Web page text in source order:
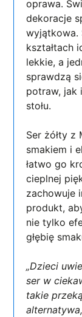
oprawa.
dekoracje
wyjątkowa.
kształtach
lekkie, a
sprawdzą
potraw, jak
stołu.
Ser żółty z
smakiem i
łatwo go
cieplnej
zachowuje
produkt,
nie tylko
głębię
„Dzieci
ser w
takie